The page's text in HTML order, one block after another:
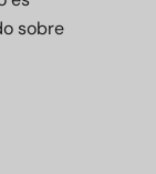
sobre